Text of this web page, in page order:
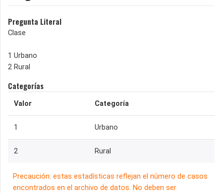
Pregunta Literal
Clase
1 Urbano
2 Rural
Categorías
Valor Categoría
1 Urbano
2 Rural
Precaución: estas estadísticas reflejan el número de casos
encontrados en el archivo de datos. No deben ser